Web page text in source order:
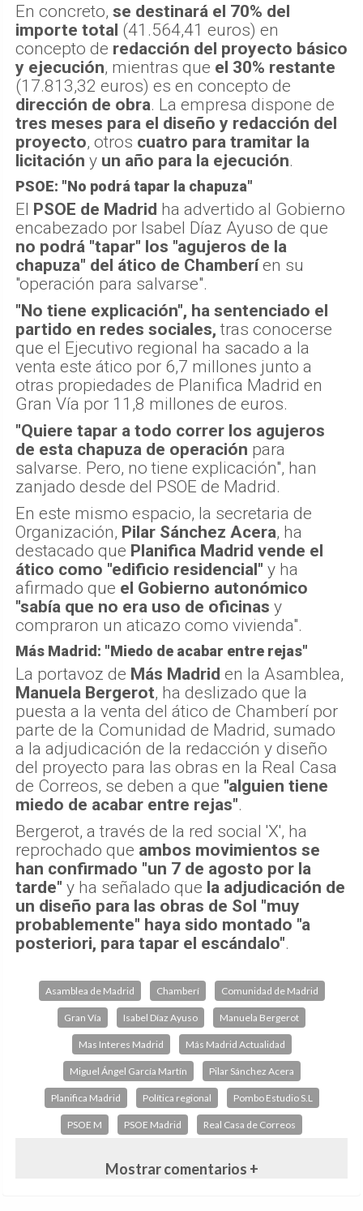
En concreto, se destinará el 70% del
importe total (41.564,41 euros) en
concepto de redacción del proyecto básico
y ejecución, mientras que el 30% restante
(17.813,32 euros) es en concepto de
dirección de obra. La empresa dispone de
tres meses para el diseño y redacción del
proyecto, otros cuatro para tramitar la
licitación y un año para la ejecución.
PSOE: "No podrá tapar la chapuza"
El PSOE de Madrid ha advertido al Gobierno
encabezado por Isabel Díaz Ayuso de que
no podrá "tapar" los "agujeros de la
chapuza" del ático de Chamberíen su
"operación para salvarse".
"No tiene explicación", ha sentenciado el
partido en redes sociales, tras conocerse
que el Ejecutivo regional ha sacado a la
venta este ático por 6,7 millones junto a
otras propiedades de Planifica Madrid en
Gran Vía por 11,8 millones de euros.
"Quiere tapar a todo correr los agujeros
de esta chapuza de operación para
salvarse. Pero, no tiene explicación", han
zanjado desde del PSOE de Madrid.
En este mismo espacio, la secretaria de
Organización, Pilar Sánchez Acera, ha
destacado que Planifica Madrid vende el
ático como "edificio residencial" y ha
afirmado que el Gobierno autonómico
"sabía que no era uso de oficinas y
compraron un aticazo como vivienda".
Más Madrid: "Miedo de acabar entre rejas"
La portavoz de Más Madrid en la Asamblea,
Manuela Bergerot, ha deslizado que la
puesta a la venta del ático de Chamberí por
parte de la Comunidad de Madrid, sumado
a la adjudicación de la redacción y diseño
del proyecto para las obras en la Real Casa
de Correos, se deben a que "alguien tiene
miedo de acabar entre rejas".
Bergerot, a través de la red social 'X', ha
reprochado que ambos movimientos se
han confirmado "un 7 de agosto por la
tarde" y ha señalado que la adjudicación de
un diseño para las obras de Sol "muy
probablemente" haya sido montado "a
posteriori, para tapar el escándalo".
Asamblea de Madrid Chamberí Comunidad de Madrid
Gran Vía Isabel Díaz Ayuso Manuela Bergerot
Mas Interes Madrid Más Madrid Actualidad
Miguel Ángel García Martín Pilar Sánchez Acera
Planifica Madrid Política regional Pombo Estudio S.L
PSOE M PSOE Madrid Real Casa de Correos
Mostrar comentarios +